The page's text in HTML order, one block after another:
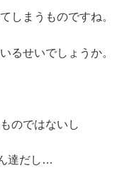
しまうものですね。
るせいでしょうか。
のではないし
達だし…